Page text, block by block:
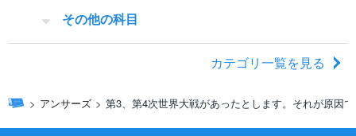
その他の科目
カテゴリ一覧を見る
アンサーズ 第3、第4次世界大戦があったとします。それが原因